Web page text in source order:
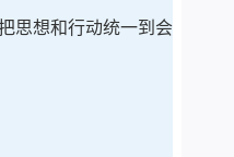
思想和行动统一到会